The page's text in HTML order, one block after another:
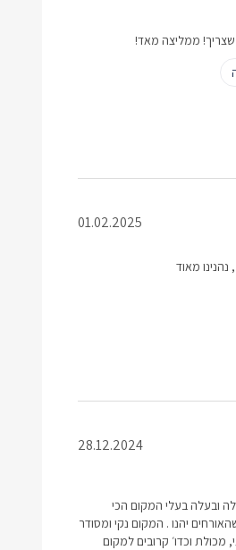
שצריך! ממליצה מאד!
01.02.2025
מאוד
28.12.2024
ובעלה בעלי המקום הכי
יהנו . המקום נקי ומסודר
מכולת וכדו׳ קרובים למקום